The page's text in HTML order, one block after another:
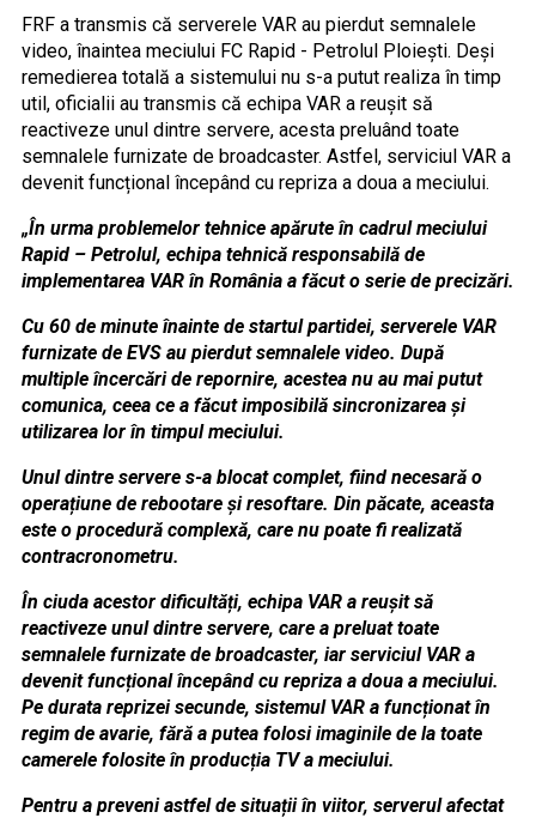
FRF a transmis că serverele VAR au pierdut semnalele
video, înaintea meciului FC Rapid - Petrolul Ploiești. Deși
remedierea totală a sistemului nu s-a putut realiza în timp
util, oficialii au transmis că echipa VAR a reușit să
reactiveze unul dintre servere, acesta preluând toate
semnalele furnizate de broadcaster. Astfel, serviciul VAR a
devenit funcțional începând cu repriza a doua a meciului.
„În urma problemelor tehnice apărute în cadrul meciului
Rapid – Petrolul, echipa tehnică responsabilă de
implementarea VAR în România a făcut o serie de precizări.
Cu 60 de minute înainte de startul partidei, serverele VAR
furnizate de EVS au pierdut semnalele video. După
multiple încercări de repornire, acestea nu au mai putut
comunica, ceea ce a făcut imposibilă sincronizarea și
utilizarea lor în timpul meciului.
Unul dintre servere s-a blocat complet, fiind necesară o
operațiune de rebootare și resoftare. Din păcate, aceasta
este o procedură complexă, care nu poate fi realizată
contracronometru.
În ciuda acestor dificultăți, echipa VAR a reușit să
reactiveze unul dintre servere, care a preluat toate
semnalele furnizate de broadcaster, iar serviciul VAR a
devenit funcțional începând cu repriza a doua a meciului.
Pe durata reprizei secunde, sistemul VAR a funcționat în
regim de avarie, fără a putea folosi imaginile de la toate
camerele folosite în producția TV a meciului.
Pentru a preveni astfel de situații în viitor, serverul afectat